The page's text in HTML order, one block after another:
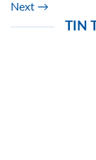
Next →
TIN